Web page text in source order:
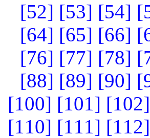
[52] [53] [54]
[64] [65] [66]
[76] [77] [78]
[88] [89] [90]
[100] [101] [102]
[110] [111] [112]